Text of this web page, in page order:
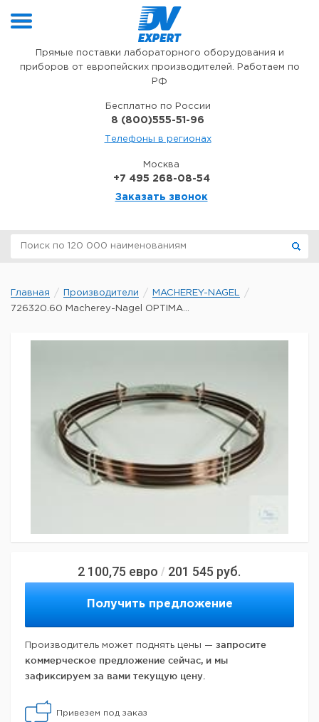
Прямые поставки лабораторного оборудования и
приборов от европейских производителей. Работаем по
РФ
Бесплатно по России
8 (800)555-51-96
Телефоны в регионах
Москва
+7 495 268-08-54
Заказать звонок
Главная Производители
MACHEREY-NAGEL
726320.60 Macherey-Nagel OPTIMA...
2 100,75 евро / 201 545 руб.
Получить предложение
Производитель может поднять цены — запросите
коммерческое предложение сейчас, и мы
зафиксируем за вами текущую цену.
Привезем под заказ